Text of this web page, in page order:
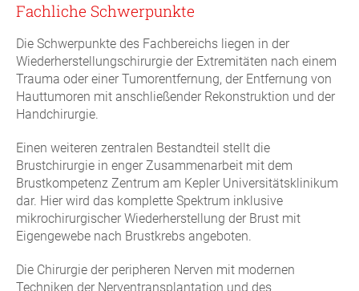
Fachliche Schwerpunkte
Die Schwerpunkte des Fachbereichs liegen in der
Wiederherstellungschirurgie der Extremitäten nach einem
Trauma oder einer Tumorentfernung, der Entfernung von
Hauttumoren mit anschließender Rekonstruktion und der
Handchirurgie.
Einen weiteren zentralen Bestandteil stellt die
Brustchirurgie in enger Zusammenarbeit mit dem
Brustkompetenz Zentrum am Kepler Universitätsklinikum
dar. Hier wird das komplette Spektrum inklusive
mikrochirurgischer Wiederherstellung der Brust mit
Eigengewebe nach Brustkrebs angeboten.
Die Chirurgie der peripheren Nerven mit modernen
Techniken der Nerventransplantation und des